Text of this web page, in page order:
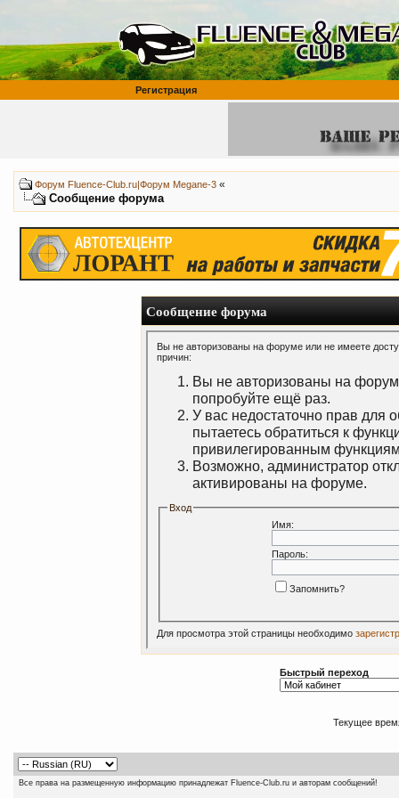
Регистрация
Форум Fluence-Club.ru|Форум Megane-3 «
Сообщение форума
Сообщение форума
Вы не авторизованы на форуме или не имеете
причин:
Вы не авторизованы на
попробуйте ещё раз.
У вас недостаточно прав для
пытаетесь обратиться к
привилегированным
Возможно, администратор
активированы на форуме.
Вход
Имя:
Пароль:
Запомнить?
Для просмотра этой страницы необходимо
Быстрый переход
Текущее
Все права на размещенную информацию принадлежат Fluence-Club.ru и авторам сообщений!